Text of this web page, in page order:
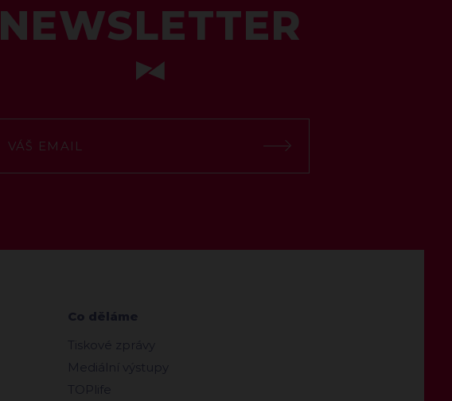
NEWSLETTER
Co děláme
Tiskové zprávy
Mediální výstupy
TOPlife